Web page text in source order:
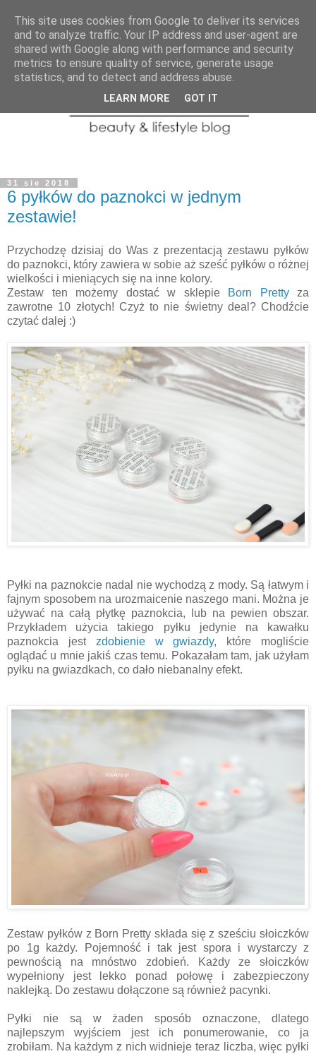
31 sie 2018
6 pyłków do paznokci w jednym
zestawie!
Przychodzę dzisiaj do Was z prezentacją zestawu pyłków
do paznokci, który zawiera w sobie aż sześć pyłków o różnej
wielkości i mieniących się na inne kolory.
Zestaw ten możemy dostać w sklepie
Born Prettyza
zawrotne 10 złotych! Czyż to nie świetny deal? Chodźcie
czytać dalej :)
Pyłki na paznokcie nadal nie wychodzą z mody. Są łatwym i
fajnym sposobem na urozmaicenie naszego mani. Można je
używać na całą płytkę paznokcia, lub na pewien obszar.
Przykładem użycia takiego pyłku jedynie na kawałku
paznokcia jest zdobienie w gwiazdy, które mogliście
oglądać u mnie jakiś czas temu. Pokazałam tam, jak użyłam
pyłku na gwiazdkach, co dało niebanalny efekt.
Zestaw pyłków z Born Pretty składa się z sześciu słoiczków
po 1g każdy. Pojemność i tak jest spora i wystarczy z
pewnością na mnóstwo zdobień. Każdy ze słoiczków
wypełniony jest lekko ponad połowę i zabezpieczony
naklejką. Do zestawu dołączone są również pacynki.
Pyłki nie są w żaden sposób oznaczone, dlatego
najlepszym wyjściem jest ich ponumerowanie, co ja
zrobiłam. Na każdym z nich widnieje teraz liczba, więc pyłki
This site uses cookies from Google to deliver its services
and to analyze traffic. Your IP address and user-agent are
shared with Google along with performance and security
metrics to ensure quality of service, generate usage
statistics, and to detect and address abuse.
LEARN MORE GOT IT